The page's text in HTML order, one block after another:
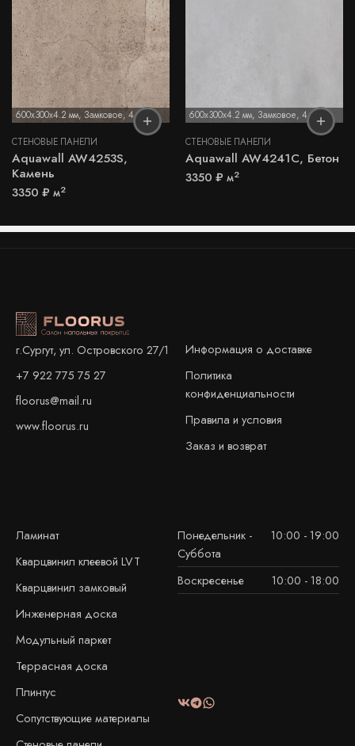
600x300x4.2 мм, Замковое, 4,2 мм
СТЕНОВЫЕ ПАНЕЛИ
Aquawall AW4253S,
Камень
3350 ₽ м2
600x300x4.2 мм, Замковое, 4,2 мм
СТЕНОВЫЕ ПАНЕЛИ
Aquawall AW4241C, Бетон
3350 ₽ м2
г.Сургут, ул. Островского 27/1
+7 922 775 75 27
floorus@mail.ru
www.floorus.ru
Информация о доставке
Политика
конфиденциальности
Правила и условия
Заказ и возврат
Ламинат
Кварцвинил клеевой LVT
Кварцвинил замковый
Инженерная доска
Модульный паркет
Террасная доска
Плинтус
Сопутствующие материалы
Понедельник -
Суббота
10:00 - 19:00
Воскресенье 10:00 - 18:00